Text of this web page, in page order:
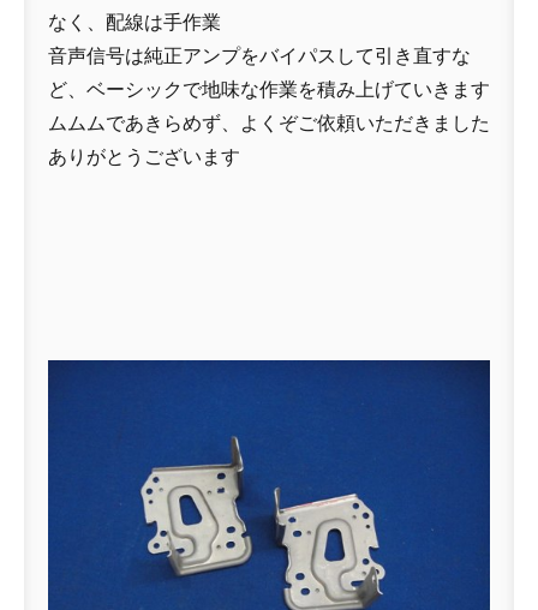
なく、配線は手作業
音声信号は純正アンプをバイパスして引き直すな
ど、ベーシックで地味な作業を積み上げていきます
ムムムであきらめず、よくぞご依頼いただきました
ありがとうございます